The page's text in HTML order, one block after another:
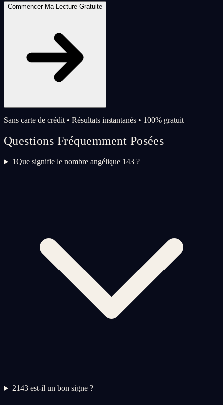
Commencer Ma Lecture Gratuite
Sans carte de crédit • Résultats instantanés • 100% gratuit
Questions Fréquemment Posées
1Que signifie le nombre angélique 143 ?
2143 est-il un bon signe ?